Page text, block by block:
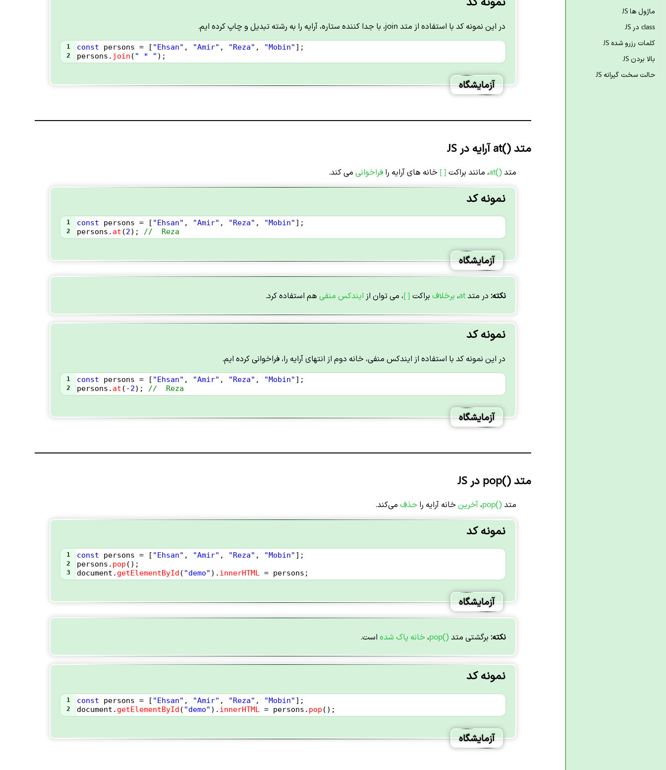
در این نمونه کد با استفاده از متد join، با جدا کننده ستاره، آرایه را به رشته تبدیل و چاپ کرده ایم.
1 const persons = [ "Ehsan" , "Amir" , "Reza" , "Mobin" ];
2 persons . join ( " * " );
آزمایشگاه
متد at() آرایه در JS
متدat()، مانند براکت [ ] خانه های آرایه را فراخوانی می کند.
نمونه کد
1 const persons = [ "Ehsan" , "Amir" , "Reza" , "Mobin" ];
2 persons . at (2); //  Reza
آزمایشگاه
نکته: در متدat، برخلافبراکت [ ]، می توان از ایندکس منفیهم استفاده کرد.
نمونه کد
در این نمونه کد با استفاده از ایندکس منفی، خانه دوم از انتهای آرایه را، فراخوانی کرده ایم.
1 const persons = [ "Ehsan" , "Amir" , "Reza" , "Mobin" ];
2 persons . at ( -2); //  Reza
آزمایشگاه
متد pop() در JS
متدpop()، آخرین خانه آرایه را حذف می‌کند.
نمونه کد
1 const persons = [ "Ehsan" , "Amir" , "Reza" , "Mobin" ];
2 persons . pop ();
3 document . getElementById ( "demo" ). innerHTML = persons ;
آزمایشگاه
نکته: برگشتی متد pop()، خانه پاک شدهاست.
نمونه کد
1 const persons = [ "Ehsan" , "Amir" , "Reza" , "Mobin" ];
2 document . getElementById ( "demo" ). innerHTML = persons . pop ();
آزمایشگاه
ماژول ها JS
class در JS
کلمات رزرو شده JS
بالا بردن JS
حالت سخت گیرانه JS